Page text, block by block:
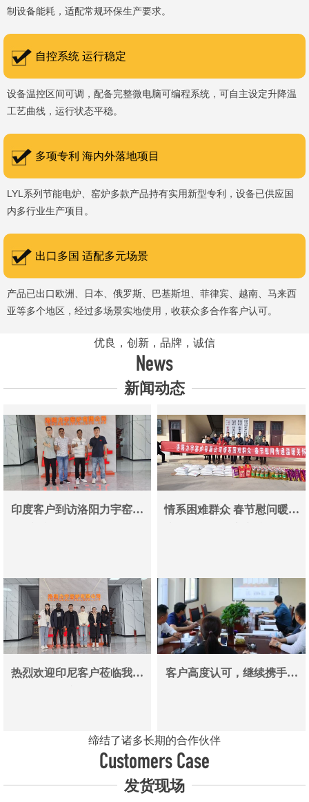
制设备能耗，适配常规环保生产要求。
自控系统 运行稳定
设备温控区间可调，配备完整微电脑可编程系统，可自主设定升降温
工艺曲线，运行状态平稳。
多项专利 海内外落地项目
LYL系列节能电炉、窑炉多款产品持有实用新型专利，设备已供应国
内多行业生产项目。
出口多国 适配多元场景
产品已出口欧洲、日本、俄罗斯、巴基斯坦、菲律宾、越南、马来西
亚等多个地区，经过多场景实地使用，收获众多合作客户认可。
优良，创新，品牌，诚信
News
新闻动态
印度客户到访洛阳力宇窑炉
情系困难群众 春节慰问暖人
热烈欢迎印尼客户莅临我司
客户高度认可，继续携手同
缔结了诸多长期的合作伙伴
Customers Case
发货现场